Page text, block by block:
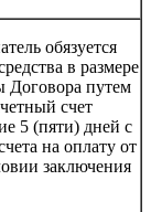
обязуется
в размере
Договора путем
счет
5 (пяти) дней с
на оплату от
заключения